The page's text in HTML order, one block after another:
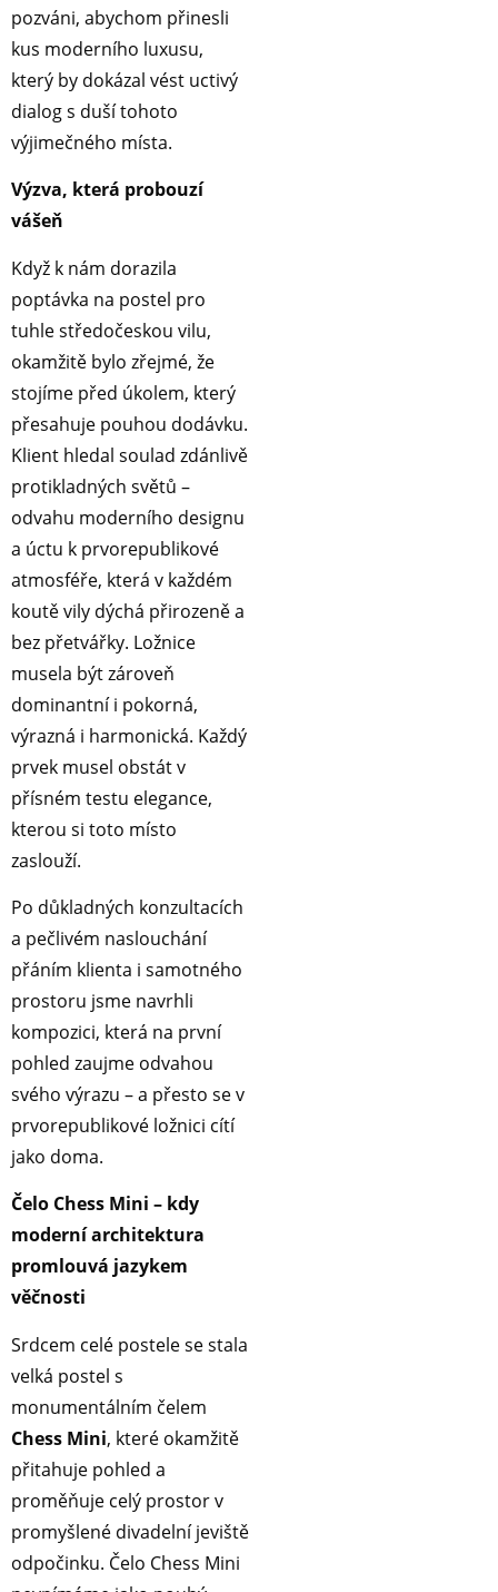
pozváni, abychom přinesli
kus moderního luxusu,
který by dokázal vést uctivý
dialog s duší tohoto
výjimečného místa.
Výzva, která probouzí
vášeň
Když k nám dorazila
poptávka na postel pro
tuhle středočeskou vilu,
okamžitě bylo zřejmé, že
stojíme před úkolem, který
přesahuje pouhou dodávku.
Klient hledal soulad zdánlivě
protikladných světů –
odvahu moderního designu
a úctu k prvorepublikové
atmosféře, která v každém
koutě vily dýchá přirozeně a
bez přetvářky. Ložnice
musela být zároveň
dominantní i pokorná,
výrazná i harmonická. Každý
prvek musel obstát v
přísném testu elegance,
kterou si toto místo
zaslouží.
Po důkladných konzultacích
a pečlivém naslouchání
přáním klienta i samotného
prostoru jsme navrhli
kompozici, která na první
pohled zaujme odvahou
svého výrazu – a přesto se v
prvorepublikové ložnici cítí
jako doma.
Čelo Chess Mini – kdy
moderní architektura
promlouvá jazykem
věčnosti
Srdcem celé postele se stala
velká postel s
monumentálním čelem
Chess Mini, které okamžitě
přitahuje pohled a
proměňuje celý prostor v
promyšlené divadelní jeviště
odpočinku. Čelo Chess Mini